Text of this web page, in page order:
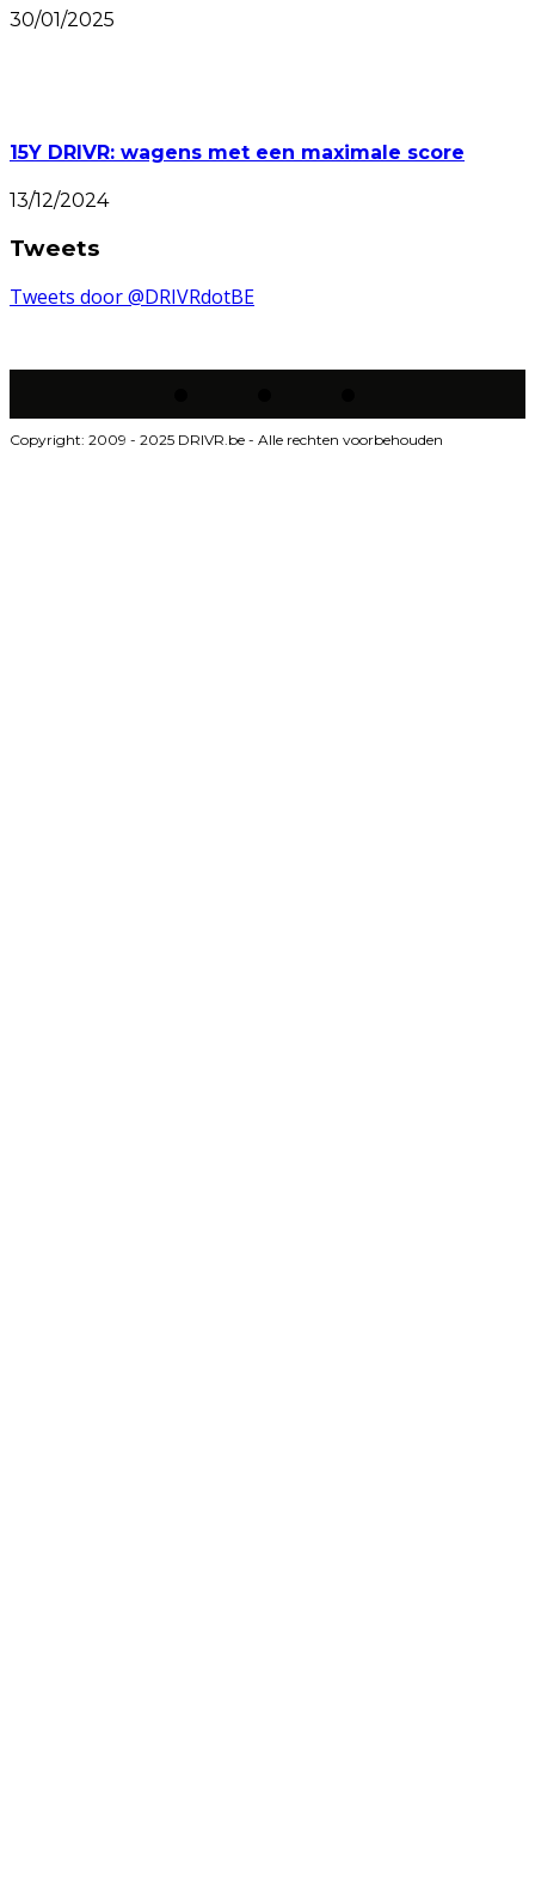
30/01/2025
15Y DRIVR: wagens met een maximale score
13/12/2024
Tweets
Tweets door @DRIVRdotBE
Copyright: 2009 - 2025 DRIVR.be - Alle rechten voorbehouden